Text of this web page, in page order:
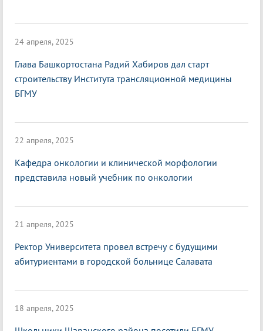
24 апреля, 2025
Глава Башкортостана Радий Хабиров дал старт
строительству Института трансляционной медицины
БГМУ
22 апреля, 2025
Кафедра онкологии и клинической морфологии
представила новый учебник по онкологии
21 апреля, 2025
Ректор Университета провел встречу с будущими
абитуриентами в городской больнице Салавата
18 апреля, 2025